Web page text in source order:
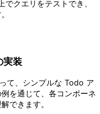
でクエリをテストでき、
実装
て、シンプルな Todo ア
を通じて、各コンポーネ
できます。